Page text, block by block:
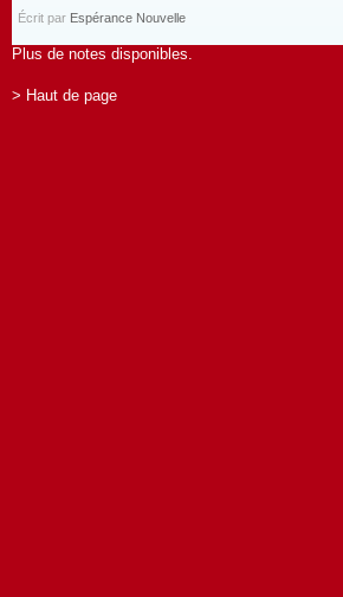
Écrit par Espérance Nouvelle
Plus de notes disponibles.
> Haut de page